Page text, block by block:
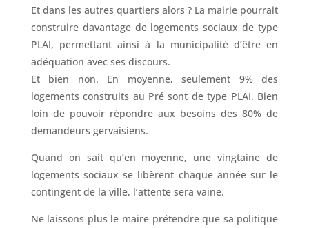
Et dans les autres quartiers alors ? La mairie pourrait
construire davantage de logements sociaux de type
PLAI, permettant ainsi à la municipalité d’être en
adéquation avec ses discours.
Et bien non. En moyenne, seulement 9% des
logements construits au Pré sont de type PLAI. Bien
loin de pouvoir répondre aux besoins des 80% de
demandeurs gervaisiens.
Quand on sait qu’en moyenne, une vingtaine de
logements sociaux se libèrent chaque année sur le
contingent de la ville, l’attente sera vaine.
Ne laissons plus le maire prétendre que sa politique